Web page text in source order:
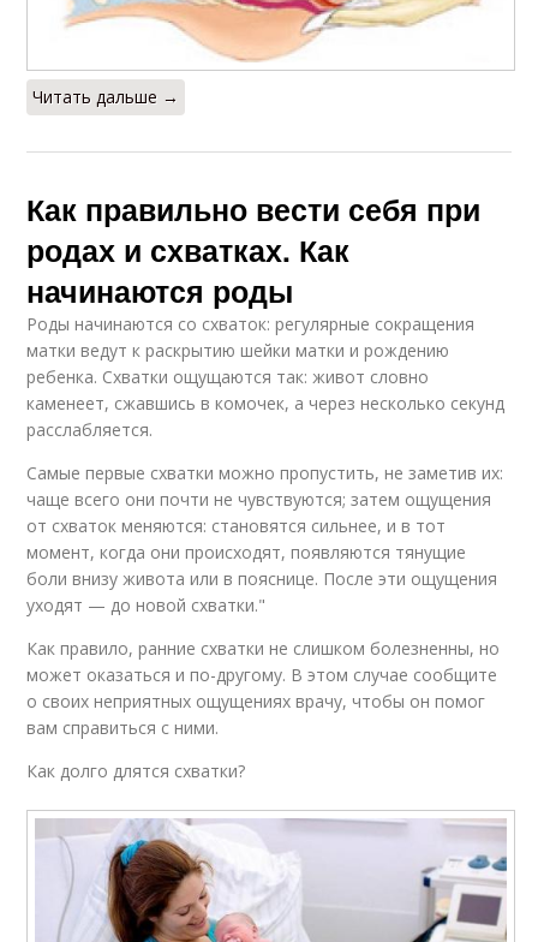
Читать дальше →
Как правильно вести себя при
родах и схватках. Как
начинаются роды
Роды начинаются со схваток: регулярные сокращения
матки ведут к раскрытию шейки матки и рождению
ребенка. Схватки ощущаются так: живот словно
каменеет, сжавшись в комочек, а через несколько секунд
расслабляется.
Самые первые схватки можно пропустить, не заметив их:
чаще всего они почти не чувствуются; затем ощущения
от схваток меняются: становятся сильнее, и в тот
момент, когда они происходят, появляются тянущие
боли внизу живота или в пояснице. После эти ощущения
уходят — до новой схватки."
Как правило, ранние схватки не слишком болезненны, но
может оказаться и по-другому. В этом случае сообщите
о своих неприятных ощущениях врачу, чтобы он помог
вам справиться с ними.
Как долго длятся схватки?